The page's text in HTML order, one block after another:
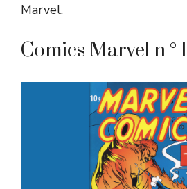
Marvel.
Comics Marvel n ° 1